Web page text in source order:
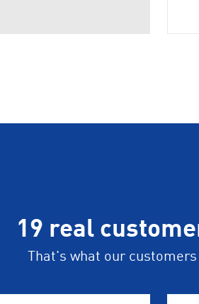
19 real
That's what our